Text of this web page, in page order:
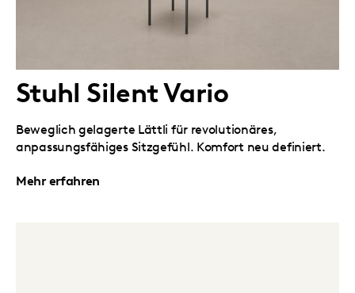
Stuhl Silent Vario
Beweglich gelagerte Lättli für revolutionäres,
anpassungsfähiges Sitzgefühl. Komfort neu definiert.
Mehr erfahren